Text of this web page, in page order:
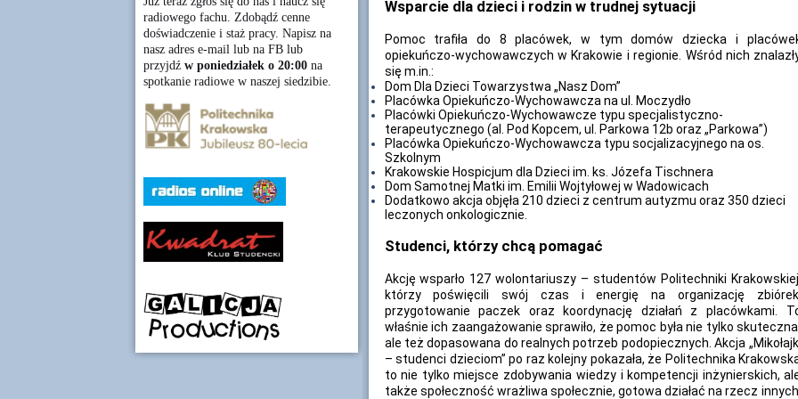
radiowego fachu. Zdobądź cenne
doświadczenie i staż pracy. Napisz na
nasz adres e-mail lub na FB lub
przyjdź w poniedziałek o 20:00na
spotkanie radiowe w naszej siedzibie.
Wsparcie dla dzieci i rodzin w trudnej sytuacji
Pomoc trafiła do 8 placówek, w tym domów dziecka i
opiekuńczo-wychowawczych w Krakowie i regionie. Wśród nich
się m.in.:
Dom Dla Dzieci Towarzystwa „Nasz Dom”
Placówka Opiekuńczo-Wychowawcza na ul. Moczydło
Placówki Opiekuńczo-Wychowawcze typu specjalistyczno-
terapeutycznego (al. Pod Kopcem, ul. Parkowa 12b oraz „Parkowa”)
Placówka Opiekuńczo-Wychowawcza typu socjalizacyjnego na os.
Szkolnym
Krakowskie Hospicjum dla Dzieci im. ks. Józefa Tischnera
Dom Samotnej Matki im. Emilii Wojtyłowej w Wadowicach
Dodatkowo akcja objęła 210 dzieci z centrum autyzmu oraz 350 dzieci
leczonych onkologicznie.
Studenci, którzy chcą pomagać
Akcję wsparło 127 wolontariuszy – studentów Politechniki
którzy poświęcili swój czas i energię na organizację
przygotowanie paczek oraz koordynację działań z placówkami.
właśnie ich zaangażowanie sprawiło, że pomoc była nie tylko
ale też dopasowana do realnych potrzeb podopiecznych. Akcja
– studenci dzieciom” po raz kolejny pokazała, że Politechnika
to nie tylko miejsce zdobywania wiedzy i kompetencji inżynierskich,
także społeczność wrażliwa społecznie, gotowa działać na rzecz innych.